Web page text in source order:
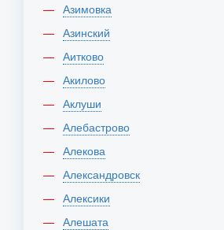
Азимовка
Азинский
Аитково
Акилово
Аклуши
Алебастрово
Алекова
Александровск
Алексики
Алешата